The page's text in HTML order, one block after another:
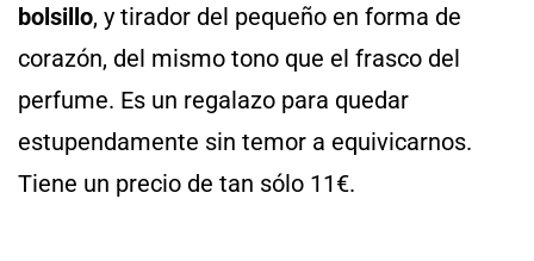
bolsillo, y tirador del pequeño en forma de
corazón, del mismo tono que el frasco del
perfume. Es un regalazo para quedar
estupendamente sin temor a equivicarnos.
Tiene un precio de tan sólo 11€.